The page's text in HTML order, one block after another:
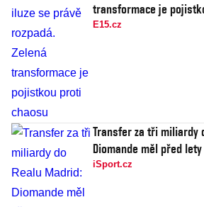
transformace je
E15.cz
Transfer za tři miliardy
Diomande měl před
iSport.cz